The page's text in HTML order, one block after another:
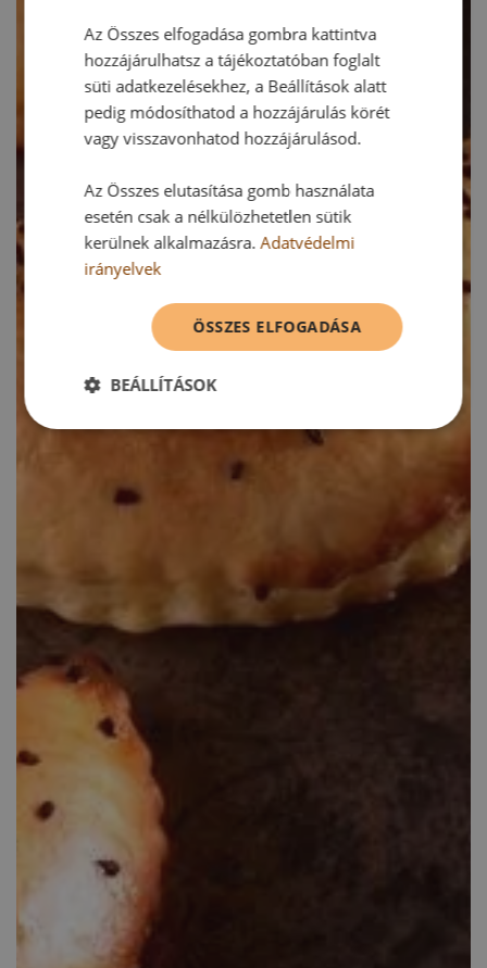
Az Összes elfogadása gombra kattintva
hozzájárulhatsz a tájékoztatóban foglalt
süti adatkezelésekhez, a Beállítások alatt
pedig módosíthatod a hozzájárulás körét
vagy visszavonhatod hozzájárulásod.
Az Összes elutasítása gomb használata
esetén csak a nélkülözhetetlen sütik
kerülnek alkalmazásra.Adatvédelmi
irányelvek
ÖSSZES ELFOGADÁSA
BEÁLLÍTÁSOK